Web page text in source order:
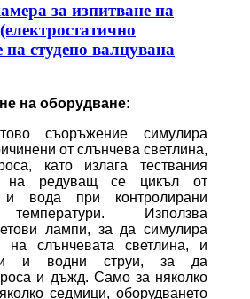
за изпитване на
на студено валцувана
на оборудване:
съоръжение симулира
от слънчева светлина,
като излага тествания
на редуващ се цикъл от
и вода при контролирани
Използва
лампи, за да симулира
на слънчевата светлина, и
и водни струи, за да
и дъжд. Само за няколко
седмици, оборудването